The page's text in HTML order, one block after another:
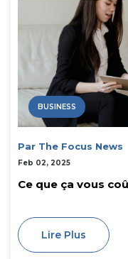
BUSINESS
Par The Focus News
Feb 02, 2025
Ce que ça vous
Lire Plus